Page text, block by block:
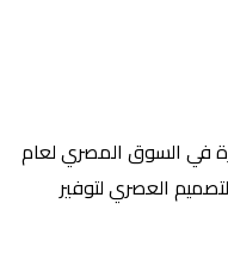
في السوق المصري لعام
العصري لتوفير